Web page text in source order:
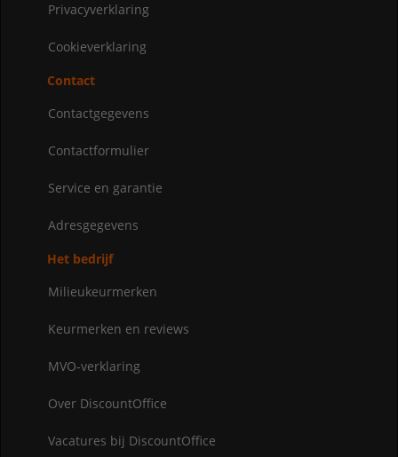
Privacyverklaring
Cookieverklaring
Contact
Contactgegevens
Contactformulier
Service en garantie
Adresgegevens
Het bedrijf
Milieukeurmerken
Keurmerken en reviews
MVO-verklaring
Over DiscountOffice
Vacatures bij DiscountOffice